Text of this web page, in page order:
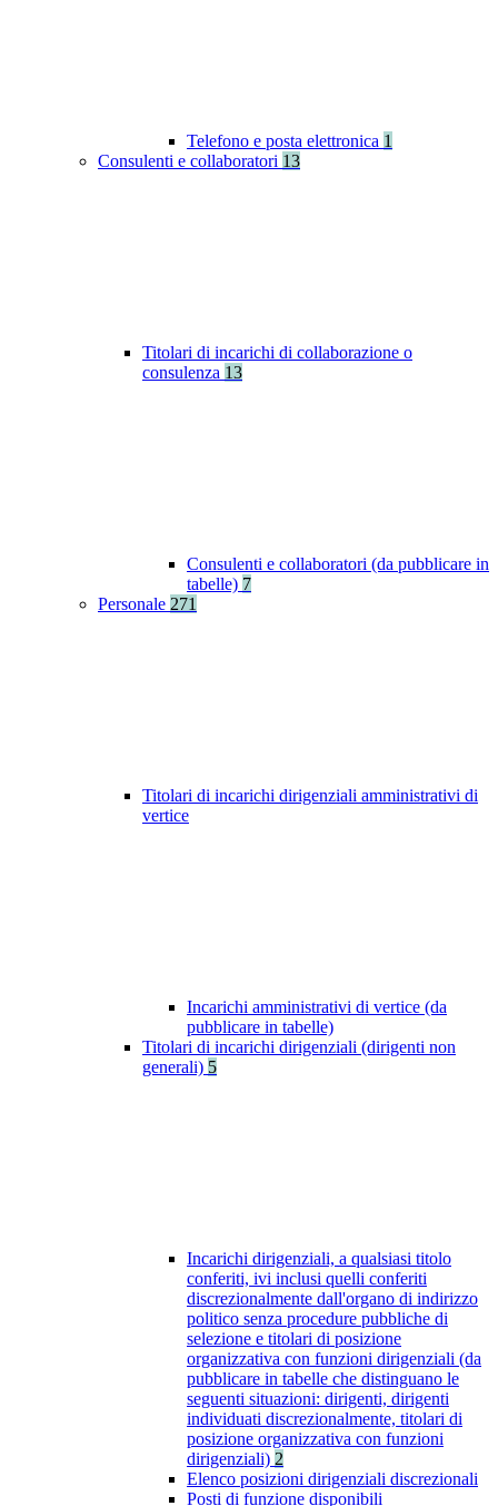
Telefono e posta elettronica 1
Consulenti e collaboratori 13
Titolari di incarichi di collaborazione o
consulenza 13
Consulenti e collaboratori (da pubblicare in
tabelle) 7
Personale 271
Titolari di incarichi dirigenziali amministrativi di
vertice
Incarichi amministrativi di vertice (da
pubblicare in tabelle)
Titolari di incarichi dirigenziali (dirigenti non
generali) 5
Incarichi dirigenziali, a qualsiasi titolo
conferiti, ivi inclusi quelli conferiti
discrezionalmente dall'organo di indirizzo
politico senza procedure pubbliche di
selezione e titolari di posizione
organizzativa con funzioni dirigenziali (da
pubblicare in tabelle che distinguano le
seguenti situazioni: dirigenti, dirigenti
individuati discrezionalmente, titolari di
posizione organizzativa con funzioni
dirigenziali) 2
Elenco posizioni dirigenziali discrezionali
Posti di funzione disponibili